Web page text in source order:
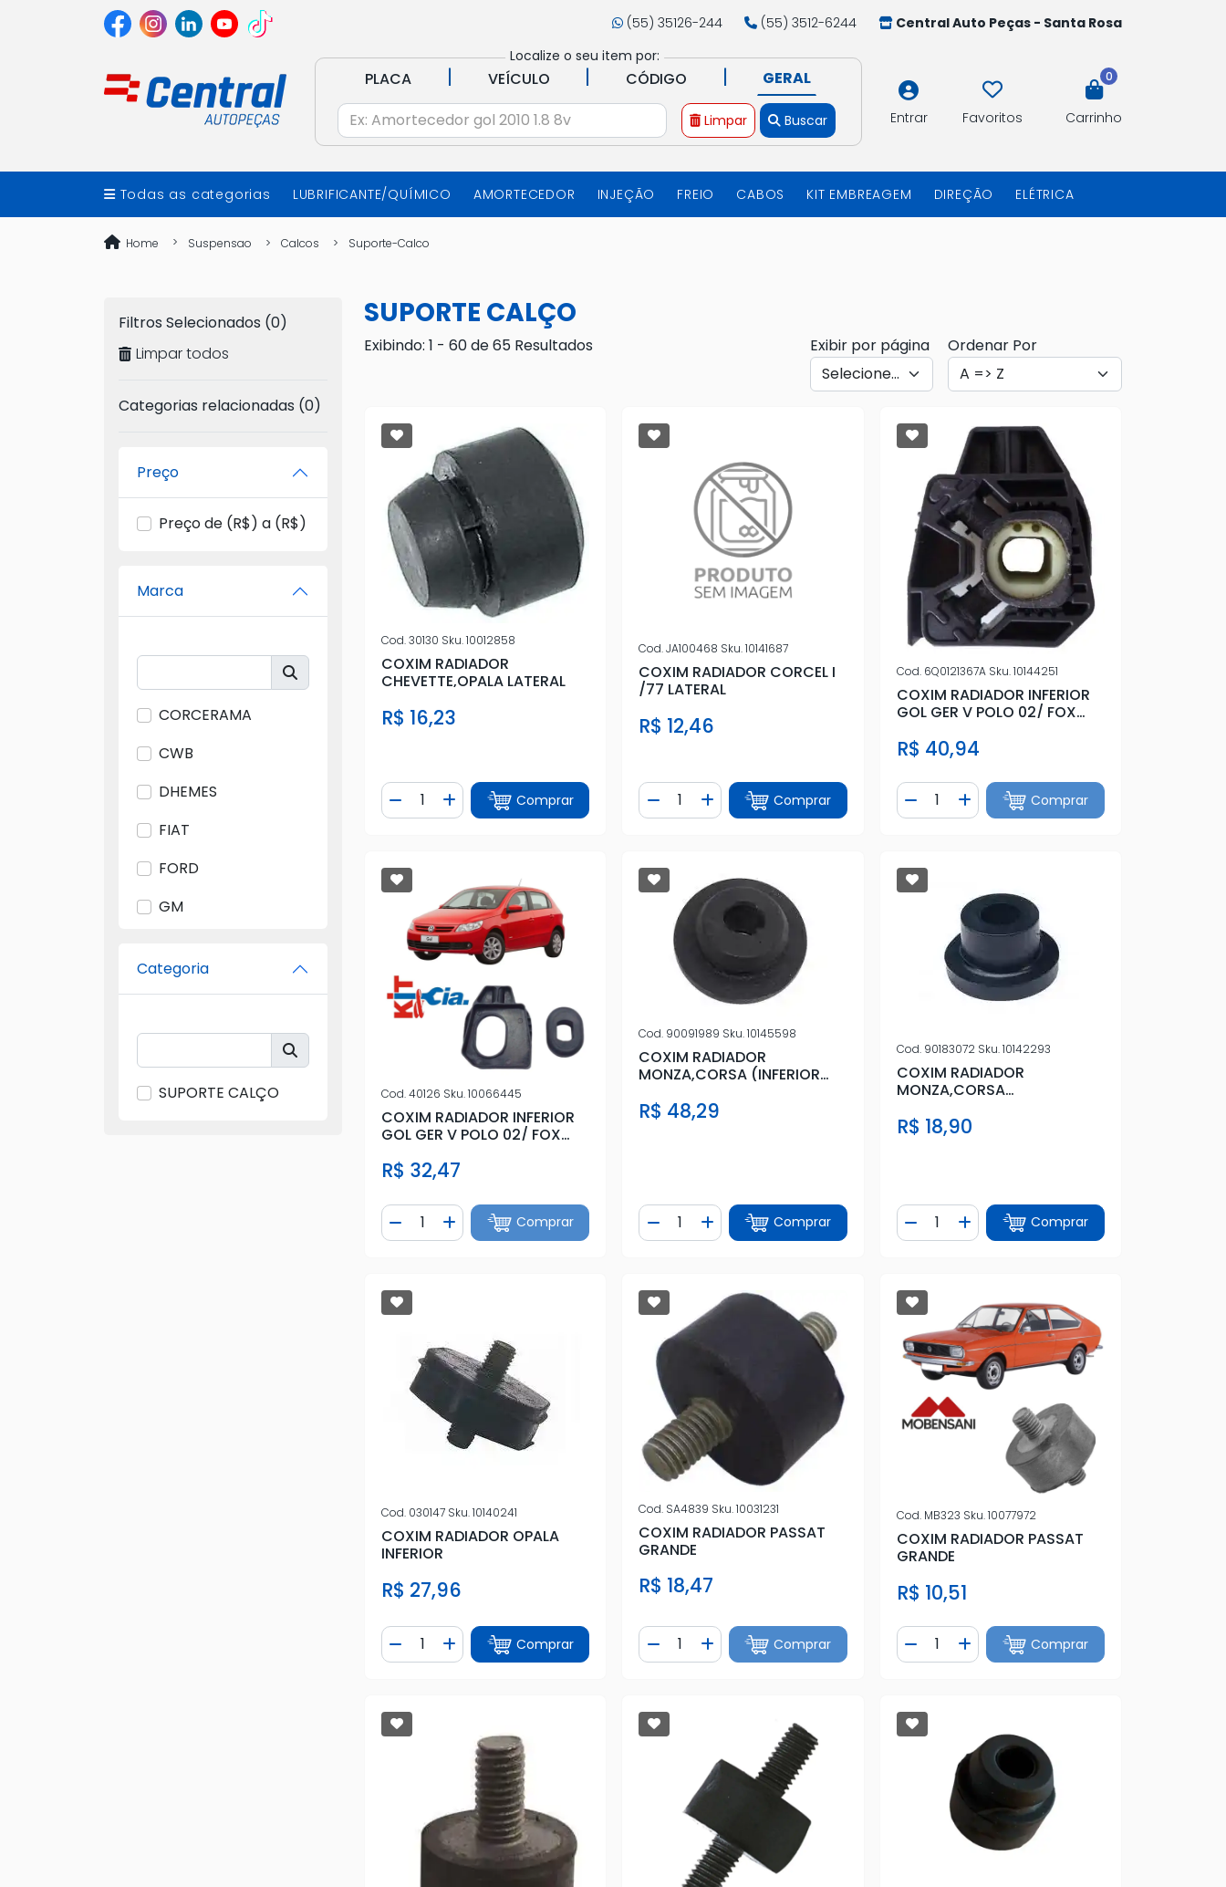
(55) 35126-244 (55) 3512-6244
Central Auto Peças - Santa Rosa
Localize o seu item por:
PLACA | VEÍCULO | CÓDIGO | GERAL
Limpar Buscar Entrar Favoritos
0
Carrinho
Todas as categorias LUBRIFICANTE/QUÍMICO AMORTECEDOR INJEÇÃO FREIO CABOS KIT EMBREAGEM DIREÇÃO ELÉTRICA
Home Suspensao Calcos Suporte-Calco
Filtros Selecionados (0)
Limpar todos
Categorias relacionadas (0)
Preço
Preço de (R$) a (R$)
Marca
CORCERAMA
CWB
DHEMES
FIAT
FORD
GM
IMPORTADO
KITCIA
Categoria
SUPORTE CALÇO
SUPORTE CALÇO
Exibindo: 1 - 60 de 65 Resultados Exibir por página Ordenar Por
Cod.30130 Sku.10012858
COXIM RADIADOR
CHEVETTE,OPALA LATERAL
R$ 16,23
Diminuir Quantidade
Quantidade
Adicionar Quantidade
Comprar
Cod.JA100468 Sku.10141687
COXIM RADIADOR CORCEL I
/77 LATERAL
R$ 12,46
Diminuir Quantidade
Quantidade
Adicionar Quantidade
Comprar
Cod.6Q0121367A Sku.10144251
COXIM RADIADOR INFERIOR
GOL GER V POLO 02/ FOX
R$ 40,94
Diminuir Quantidade
Quantidade
Adicionar Quantidade
Comprar
Cod.40126 Sku.10066445
COXIM RADIADOR INFERIOR
GOL GER V POLO 02/ FOX
R$ 32,47
Diminuir Quantidade
Quantidade
Adicionar Quantidade
Comprar
Cod. 90091989 Sku.10145598
COXIM RADIADOR
MONZA,CORSA (INFERIOR
R$ 48,29
Diminuir Quantidade
Quantidade
Adicionar Quantidade
Comprar
Cod.90183072 Sku.10142293
COXIM RADIADOR
MONZA,CORSA
R$ 18,90
Diminuir Quantidade
Quantidade
Adicionar Quantidade
Comprar
Cod. 030147 Sku.10140241
COXIM RADIADOR OPALA
INFERIOR
R$ 27,96
Diminuir Quantidade
Quantidade
Adicionar Quantidade
Comprar
Cod. SA4839 Sku.10031231
COXIM RADIADOR PASSAT
GRANDE
R$ 18,47
Diminuir Quantidade
Quantidade
Adicionar Quantidade
Comprar
Cod.MB323 Sku.10077972
COXIM RADIADOR PASSAT
GRANDE
R$ 10,51
Diminuir Quantidade
Quantidade
Adicionar Quantidade
Comprar